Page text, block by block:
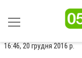
16:46, 20 грудня 2016 р.